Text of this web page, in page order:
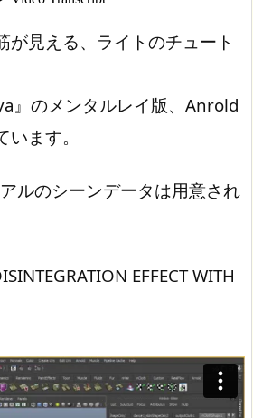
が見える、ライトのチュート
』のメンタルレイ版、Anrold
ます。
ルのシーンデータは用意され
EFFECT WITH